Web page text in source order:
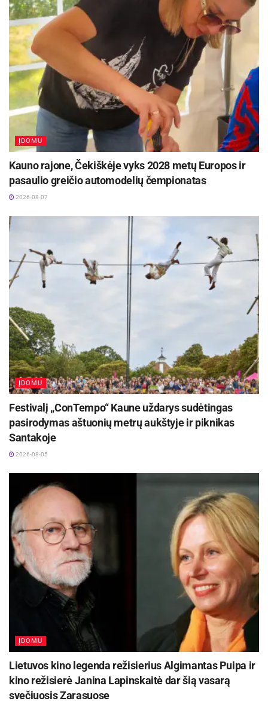
ĮDOMU
Kauno rajone, Čekiškėje vyks 2028 metų Europos ir
pasaulio greičio automodelių čempionatas
2026-08-07
ĮDOMU
Festivalį „ConTempo“ Kaune uždarys sudėtingas
pasirodymas aštuonių metrų aukštyje ir piknikas
Santakoje
2026-08-05
ĮDOMU
Lietuvos kino legenda režisierius Algimantas Puipa ir
kino režisierė Janina Lapinskaitė dar šią vasarą
svečiuosis Zarasuose